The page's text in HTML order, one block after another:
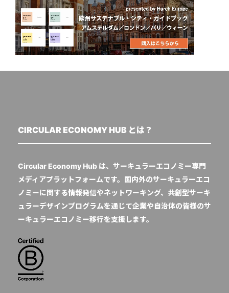
CIRCULAR ECONOMY HUB とは？
Circular Economy Hub は、サーキュラーエコノミー専門
メディアプラットフォームです。国内外のサーキュラーエコ
ノミーに関する情報発信やネットワーキング、共創型サーキ
ュラーデザインプログラムを通じて企業や自治体の皆様のサ
ーキュラーエコノミー移行を支援します。